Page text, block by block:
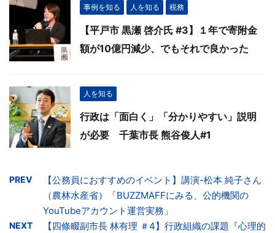
事例を知る 人を知る 税務
【平戸市 黒瀬 啓介氏 #3】１年で寄附金
額が10億円減少、でもそれで良かった
人を知る
行政は「面白く」「分かりやすい」説明
が必要 千葉市長 熊谷俊人#1
PREV
【公務員におすすめのイベント】講演-松本 純子さん
（農林水産省）「BUZZMAFFにみる、公的機関の
YouTubeアカウント運営実務」
NEXT
【四條畷副市長 林有理 ＃4】行政組織の課題『心理的